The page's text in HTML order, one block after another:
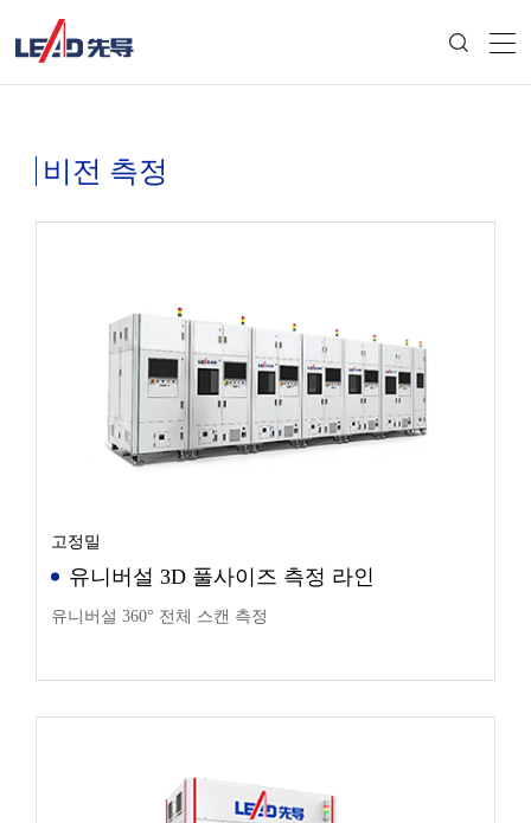
비전 측정
고정밀
유니버설 3D 풀사이즈 측정 라인
유니버설 360° 전체 스캔 측정